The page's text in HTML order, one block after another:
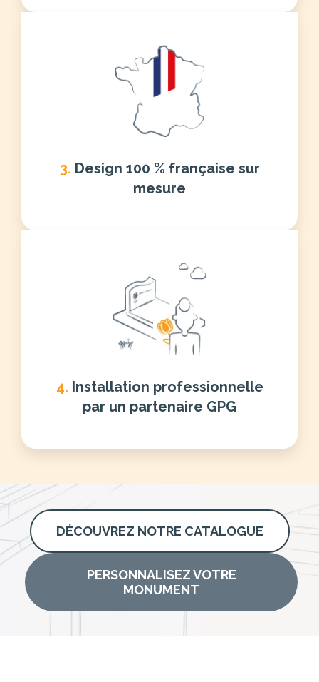
3. Design 100 % française sur
mesure
4. Installation professionnelle
par un partenaire GPG
DÉCOUVREZ NOTRE CATALOGUE
PERSONNALISEZ VOTRE
MONUMENT